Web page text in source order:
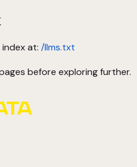
at: /llms.txt
before exploring further.